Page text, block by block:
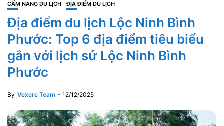
CẨM NANG DU LỊCH ĐỊA ĐIỂM DU LỊCH
Địa điểm du lịch Lộc Ninh Bình
Phước: Top 6 địa điểm tiêu biểu
gắn với lịch sử Lộc Ninh Bình
Phước
By Vexere Team 12/12/2025